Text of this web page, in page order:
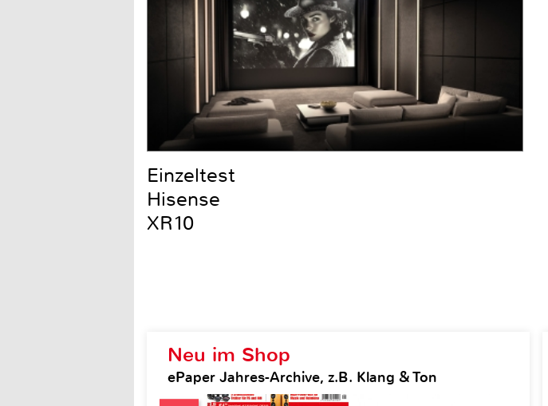
Neu im Shop
ePaper Jahres-Archive, z.B. Klang & Ton
Einzeltest
Hisense
XR10